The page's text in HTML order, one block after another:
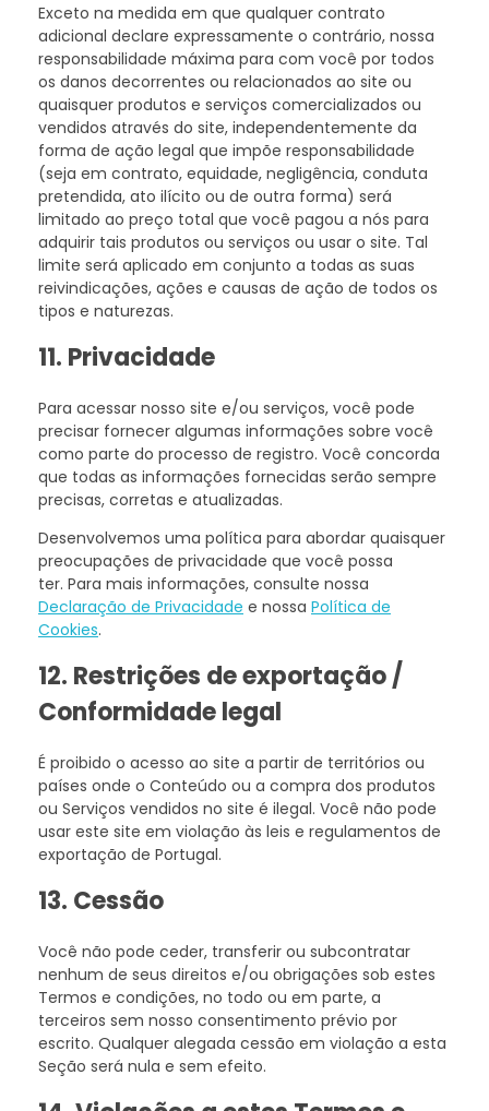
Exceto na medida em que qualquer contrato
adicional declare expressamente o contrário, nossa
responsabilidade máxima para com você por todos
os danos decorrentes ou relacionados ao site ou
quaisquer produtos e serviços comercializados ou
vendidos através do site, independentemente da
forma de ação legal que impõe responsabilidade
(seja em contrato, equidade, negligência, conduta
pretendida, ato ilícito ou de outra forma) será
limitado ao preço total que você pagou a nós para
adquirir tais produtos ou serviços ou usar o site. Tal
limite será aplicado em conjunto a todas as suas
reivindicações, ações e causas de ação de todos os
tipos e naturezas.
11. Privacidade
Para acessar nosso site e/ou serviços, você pode
precisar fornecer algumas informações sobre você
como parte do processo de registro. Você concorda
que todas as informações fornecidas serão sempre
precisas, corretas e atualizadas.
Desenvolvemos uma política para abordar quaisquer
preocupações de privacidade que você possa
ter. Para mais informações, consulte nossa
Declaração de Privacidade e nossa Política de
Cookies.
12. Restrições de exportação /
Conformidade legal
É proibido o acesso ao site a partir de territórios ou
países onde o Conteúdo ou a compra dos produtos
ou Serviços vendidos no site é ilegal. Você não pode
usar este site em violação às leis e regulamentos de
exportação de Portugal.
13. Cessão
Você não pode ceder, transferir ou subcontratar
nenhum de seus direitos e/ou obrigações sob estes
Termos e condições, no todo ou em parte, a
terceiros sem nosso consentimento prévio por
escrito. Qualquer alegada cessão em violação a esta
Seção será nula e sem efeito.